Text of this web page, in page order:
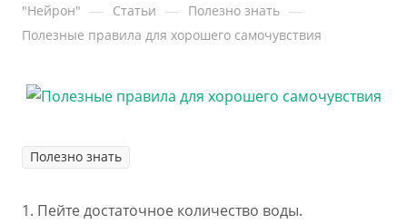
"Нейрон" — Статьи — Полезно знать —
Полезные правила для хорошего самочувствия
Полезно знать
1. Пейте достаточное количество воды.